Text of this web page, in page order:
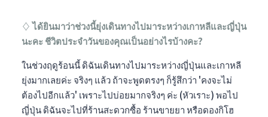
♢ ได้ยินมาว่าช่วงนี้ยุ่งเดินทางไปมาระหว่างเกาหลีและญี่ปุ่น
นะคะ ชีวิตประจำวันของคุณเป็นอย่างไรบ้างคะ?
ในช่วงฤดูร้อนนี้ ดิฉันเดินทางไปมาระหว่างญี่ปุ่นและเกาหลี
ยุ่งมากเลยค่ะ จริงๆ แล้ว ถ้าจะพูดตรงๆ ก็รู้สึกว่า 'คงจะไม่
ต้องไปอีกแล้ว' เพราะไปบ่อยมากจริงๆ ค่ะ (หัวเราะ) พอไป
ญี่ปุ่น ดิฉันจะไปที่ร้านสะดวกซื้อ ร้านขายยา หรือดองกิโฮ